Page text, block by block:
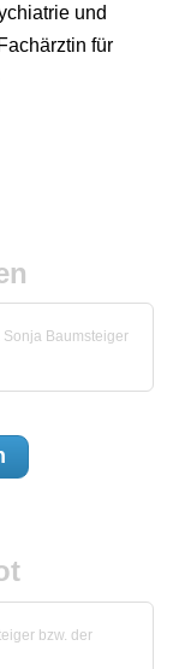
und
für
Sonja Baumsteiger
bzw. der